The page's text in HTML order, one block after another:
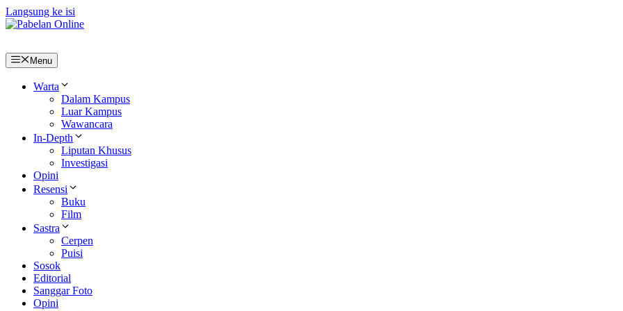
Langsung ke isi
Menu
Warta
Dalam Kampus
Luar Kampus
Wawancara
In-Depth
Liputan Khusus
Investigasi
Opini
Resensi
Buku
Film
Sastra
Cerpen
Puisi
Sosok
Editorial
Sanggar Foto
Opini